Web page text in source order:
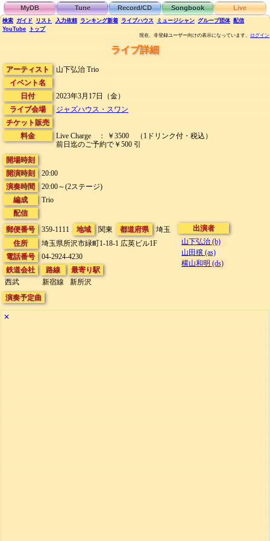
MyDB Tune Record/CD Songbook Live
検索 ガイド リスト 入力依頼 ランキング新着 ライブハウス ミュージシャン グループ団体 配信
YouTube
トップ
現在、非登録ユーザー向けの表示になっています。 ログイン
ライブ詳細
アーティスト
山下弘治 Trio
イベント名
日付
2023年3月17日（金）
ライブ会場
ジャズハウス・スワン
チケット販売
料金
Live Charge ： ￥3500 （1ドリンク付・税込）
前日迄のご予約で￥500 引
開場時刻
開演時刻
20:00
演奏時間
20:00～(2ステージ)
編成
Trio
配信
郵便番号
359-1111 地域 関東 都道府県
埼玉
住所
埼玉県所沢市緑町1-18-1 広英ビル1F
電話番号
04-2924-4230
鉄道会社
西武
路線
新宿線
最寄り駅
新所沢
出演者
山下弘治 (b)
山田穣 (as)
横山和明 (ds)
演奏予定曲
✕